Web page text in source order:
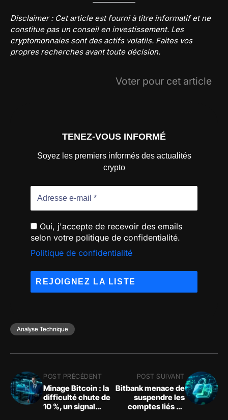
Disclaimer : Cet article est fourni à titre informatif et ne
constitue pas un conseil en investissement. Les
cryptomonnaies sont des actifs volatils. Faites vos
propres recherches avant toute décision.
Voter pour cet article
TENEZ-VOUS INFORMÉ
Soyez les premiers informés des actualités
crypto
Oui, j'accepte de recevoir des emails
selon votre politique de confidentialité.
Politique de confidentialité
Analyse Technique
POST PRÉCÉDENT
Minage Bitcoin : la
difficulté chute de
10 %, un signal
POST SUIVANT
Bitbank menace de
suspendre les
comptes liés au